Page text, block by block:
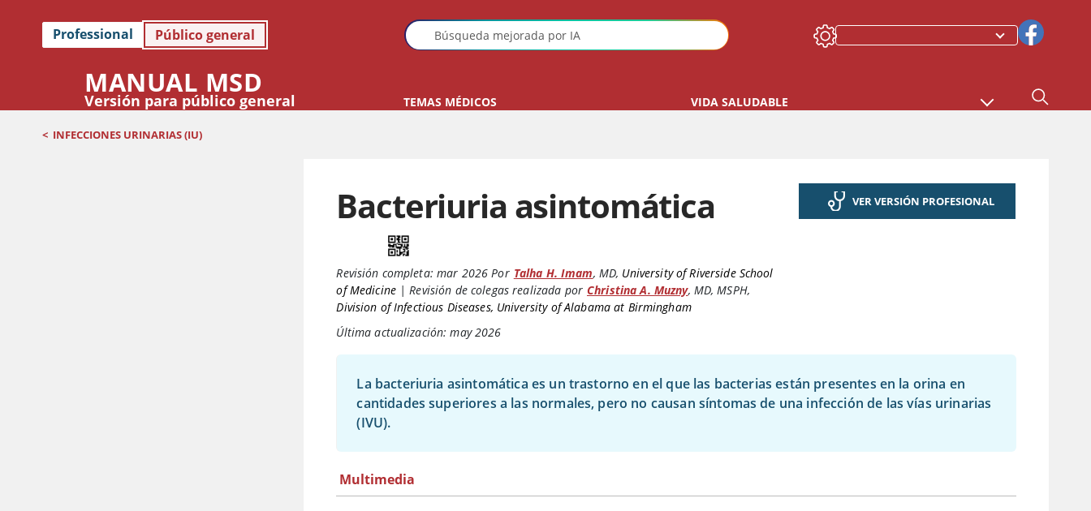
Professional Público general
MANUAL MSD
Versión para público general TEMAS MÉDICOS VIDA SALUDABLE
< INFECCIONES URINARIAS (IU)
Bacteriuria asintomática
Revisión completa: mar 2026 Por Talha H. Imam, MD, University of Riverside School
of Medicine|Revisión de colegas realizada por Christina A. Muzny, MD, MSPH,
Division of Infectious Diseases, University of Alabama at Birmingham
Última actualización: may 2026
VER VERSIÓN PROFESIONAL
La bacteriuria asintomática es un trastorno en el que las bacterias están presentes en la orina en
cantidades superiores a las normales, pero no causan síntomas de una infección de las vías urinarias
(IVU).
Multimedia